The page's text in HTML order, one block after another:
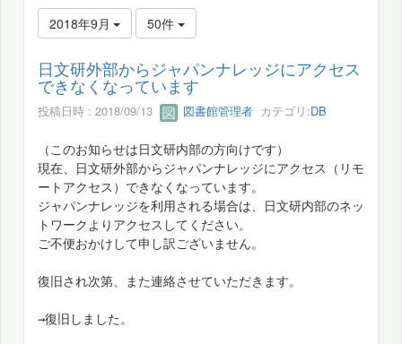
2018年9月 50件
日文研外部からジャパンナレッジにアクセス
できなくなっています
投稿日時 : 2018/09/13 図書館管理者 カテゴリ:DB
（このお知らせは日文研内部の方向けです）
現在、日文研外部からジャパンナレッジにアクセス（リモ
ートアクセス）できなくなっています。
ジャパンナレッジを利用される場合は、日文研内部のネッ
トワークよりアクセスしてください。
ご不便おかけして申し訳ございません。
復旧され次第、また連絡させていただきます。
→復旧しました。